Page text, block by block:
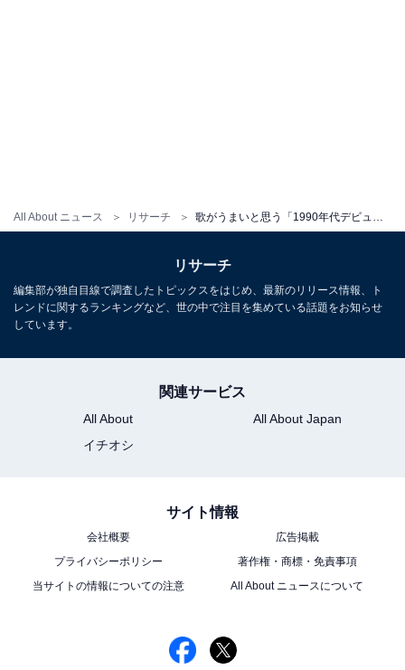
All About ニュース リサーチ
ている存在です。
アンケート回答を見ると、「歌い方にそれぞれ特徴があ
るが、みんな上手いと思う」（30代女性／宮城県）、
「ミスチルの人の歌声大好きです」（20代女性／愛知
だなって思う」（30代女性／栃木県）、「声が特徴的で
聞いてて心地がいい」（10代男性／東京都）、「みんな
上手いけど、ミスチルが印象的でした」（50代男性／埼
9位までの全ランキング結果を見
リサーチ
編集部が独自目線で調査したトピックスをはじめ、最新のリリース情報、ト
レンドに関するランキングなど、世の中で注目を集めている話題をお知らせ
しています。
関連サービス
All About
All About Japan
イチオシ
サイト情報
会社概要
広告掲載
プライバシーポリシー
著作権・商標・免責事項
当サイトの情報についての注意
All About ニュースについて